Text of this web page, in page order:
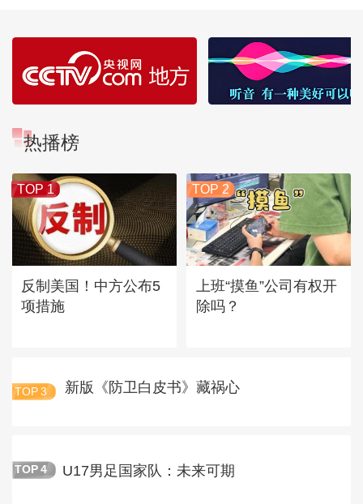
热播榜
TOP 1
反制美国！中方公布5
项措施
TOP 2
上班“摸鱼”公司有权开
除吗？
TOP 3 新版《防卫白皮书》藏祸心
TOP 4 U17男足国家队：未来可期